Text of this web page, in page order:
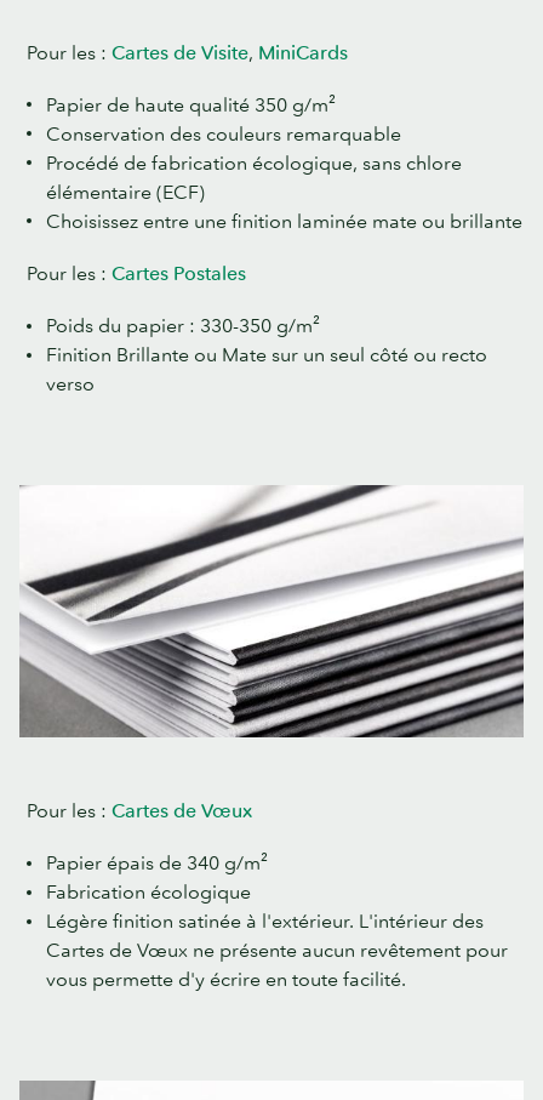
Pour les : Cartes de Visite, MiniCards
Papier de haute qualité 350 g/m²
Conservation des couleurs remarquable
Procédé de fabrication écologique, sans chlore
élémentaire (ECF)
Choisissez entre une finition laminée mate ou brillante
Pour les : Cartes Postales
Poids du papier : 330-350 g/m²
Finition Brillante ou Mate sur un seul côté ou recto
verso
Pour les : Cartes de Vœux
Papier épais de 340 g/m²
Fabrication écologique
Légère finition satinée à l'extérieur. L'intérieur des
Cartes de Vœux ne présente aucun revêtement pour
vous permette d'y écrire en toute facilité.